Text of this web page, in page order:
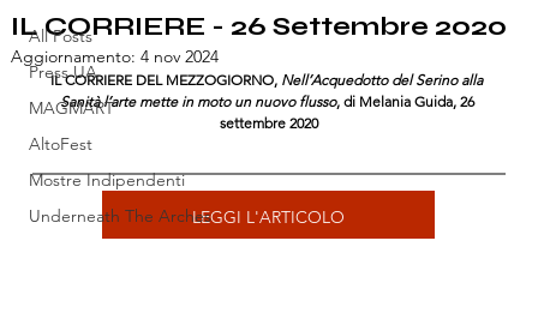
All Posts
Press UA
MAGMART
AltoFest
Mostre Indipendenti
Underneath The Arches
IL CORRIERE - 26 Settembre 2020
Aggiornamento: 4 nov 2024
IL CORRIERE DEL MEZZOGIORNO, Nell’Acquedotto del Serino alla
Sanità l’arte mette in moto un nuovo flusso, di Melania Guida, 26
settembre 2020
LEGGI L'ARTICOLO